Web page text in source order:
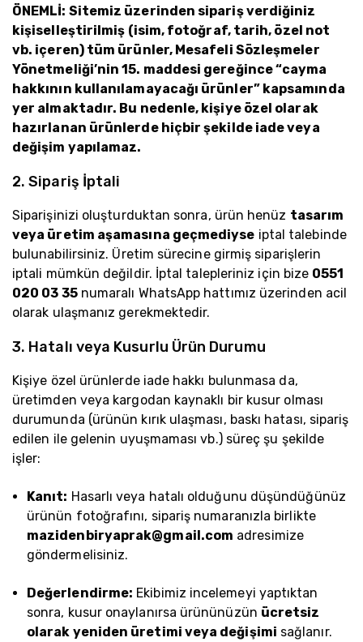
ÖNEMLİ: Sitemiz üzerinden sipariş verdiğiniz
kişiselleştirilmiş (isim, fotoğraf, tarih, özel not
vb. içeren) tüm ürünler, Mesafeli Sözleşmeler
Yönetmeliği’nin 15. maddesi gereğince “cayma
hakkının kullanılamayacağı ürünler” kapsamında
yer almaktadır. Bu nedenle, kişiye özel olarak
hazırlanan ürünlerde hiçbir şekilde iade veya
değişim yapılamaz.
2. Sipariş İptali
Siparişinizi oluşturduktan sonra, ürün henüz tasarım
veya üretim aşamasına geçmediyse iptal talebinde
bulunabilirsiniz. Üretim sürecine girmiş siparişlerin
iptali mümkün değildir. İptal talepleriniz için bize 0551
020 03 35numaralı WhatsApp hattımız üzerinden acil
olarak ulaşmanız gerekmektedir.
3. Hatalı veya Kusurlu Ürün Durumu
Kişiye özel ürünlerde iade hakkı bulunmasa da,
üretimden veya kargodan kaynaklı bir kusur olması
durumunda (ürünün kırık ulaşması, baskı hatası, sipariş
edilen ile gelenin uyuşmaması vb.) süreç şu şekilde
işler:
Kanıt: Hasarlı veya hatalı olduğunu düşündüğünüz
ürünün fotoğrafını, sipariş numaranızla birlikte
mazidenbiryaprak@gmail.com adresimize
göndermelisiniz.
Değerlendirme: Ekibimiz incelemeyi yaptıktan
sonra, kusur onaylanırsa ürününüzün ücretsiz
olarak yeniden üretimi veya değişimi sağlanır.